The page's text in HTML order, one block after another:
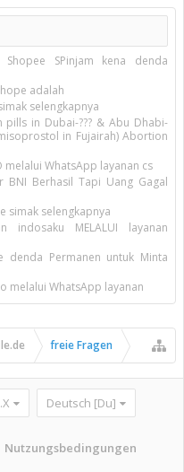
SPinjam kena denda
adalah
selengkapnya
pills in Dubai-??? & Abu Dhabi-
in Fujairah) Abortion
melalui WhatsApp layanan cs
BNI Berhasil Tapi Uang Gagal
simak selengkapnya
indosaku MELALUI layanan
denda Permanen untuk Minta
melalui WhatsApp layanan
freie Fragen
Deutsch [Du]
Nutzungsbedingungen